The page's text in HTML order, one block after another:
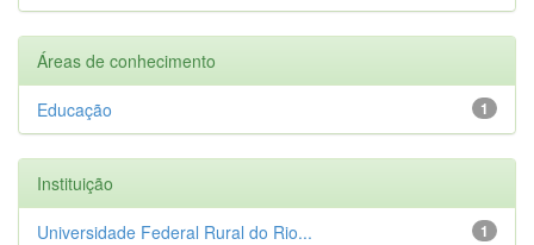
Áreas de conhecimento
1
Educação
Instituição
1
Universidade Federal Rural do Rio...